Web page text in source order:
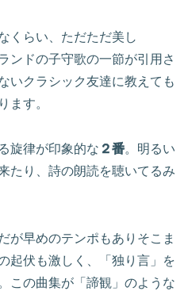
くらい、ただただ美し
ンドの子守歌の一節が引用さ
いクラシック友達に教えても
ます。
旋律が印象的な ２番。明るい
たり、詩の朗読を聴いてるみ
が早めのテンポもありそこま
起伏も激しく、「独り言」を
この曲集が「諦観」のような